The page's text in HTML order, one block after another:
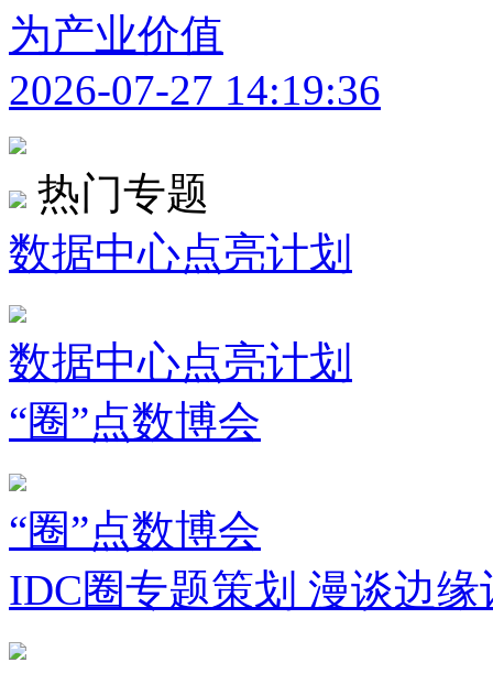
为产业价值
2026-07-27 14:19:36
热门专题
数据中心点亮计划
数据中心点亮计划
“圈”点数博会
“圈”点数博会
IDC圈专题策划 漫谈边缘